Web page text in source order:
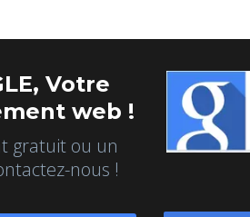
Votre
web !
gratuit ou un
nous !